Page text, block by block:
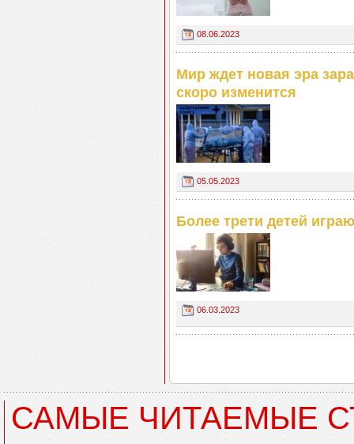
08.06.2023
Мир ждет новая эра
скоро изменится
05.05.2023
Более трети детей
06.03.2023
САМЫЕ ЧИТАЕМЫЕ